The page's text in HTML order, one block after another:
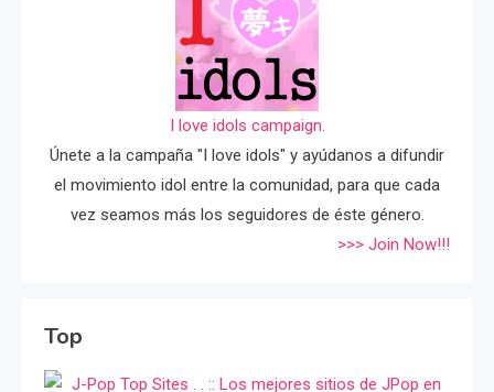
I love idols campaign.
Únete a la campaña "I love idols" y ayúdanos a difundir
el movimiento idol entre la comunidad, para que cada
vez seamos más los seguidores de éste género.
>>> Join Now!!!
Top